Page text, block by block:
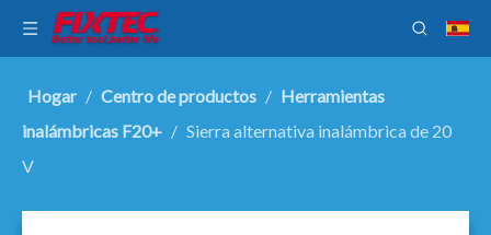
Hogar / Centro de productos / Herramientas
inalámbricas F20+ / Sierra alternativa inalámbrica de 20
V